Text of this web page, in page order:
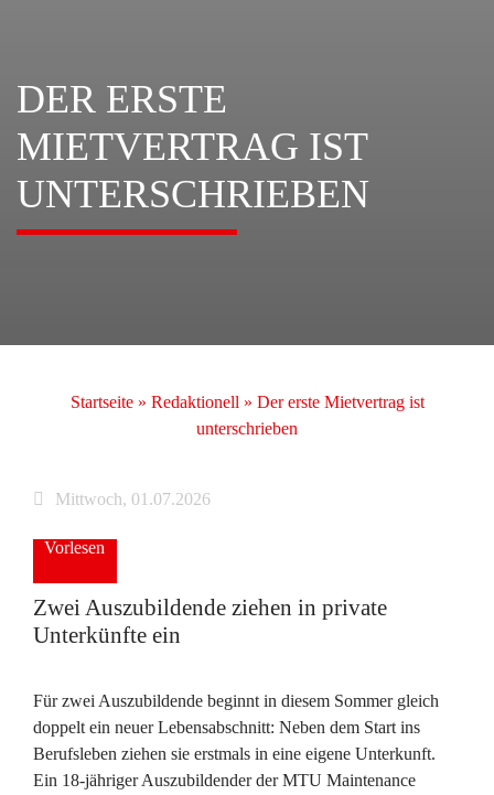
DER ERSTE
MIETVERTRAG IST
UNTERSCHRIEBEN
Startseite» Redaktionell » Der erste Mietvertrag ist
unterschrieben
Mittwoch, 01.07.2026
Vorlesen
Zwei Auszubildende ziehen in private
Unterkünfte ein
Für zwei Auszubildende beginnt in diesem Sommer gleich
doppelt ein neuer Lebensabschnitt: Neben dem Start ins
Berufsleben ziehen sie erstmals in eine eigene Unterkunft.
Ein 18-jähriger Auszubildender der MTU Maintenance